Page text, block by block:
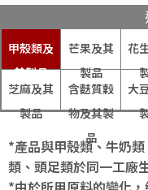
甲殼類及
其製品
芒果及其
製品
花
芝麻及其
製品
含麩質穀
物及其製
品
大
*產品與甲殼類、牛奶
類、頭足類於同一工廠